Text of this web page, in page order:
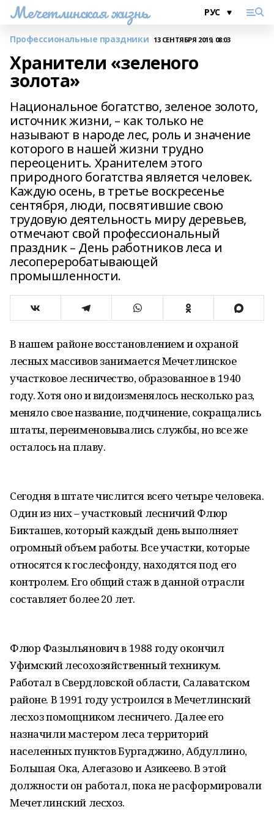
Мечетлинская жизнь
Профессиональные праздники 13 СЕНТЯБРЯ 2019, 08:03
Хранители «зеленого
золота»
Национальное богатство, зеленое золото,
источник жизни, – как только не
называют в народе лес, роль и значение
которого в нашей жизни трудно
переоценить. Хранителем этого
природного богатства является человек.
Каждую осень, в третье воскресенье
сентября, люди, посвятившие свою
трудовую деятельность миру деревьев,
отмечают свой профессиональный
праздник – День работников леса и
лесопереробатывающей
промышленности.
В нашем районе восстановлением и охраной
лесных массивов занимается Мечетлинское
участковое лесничество, образованное в 1940
году. Хотя оно и видоизменялось несколько раз,
меняло свое название, подчинение, сокращались
штаты, переименовывались службы, но все же
осталось на плаву.
Сегодня в штате числится всего четыре человека.
Один из них – участковый лесничий Флюр
Бикташев, который каждый день выполняет
огромный объем работы. Все участки, которые
относятся к гослесфонду, находятся под его
контролем. Его общий стаж в данной отрасли
составляет более 20 лет.
Флюр Фазыльянович в 1988 году окончил
Уфимский лесохозяйственный техникум.
Работал в Свердловской области, Салаватском
районе. В 1991 году устроился в Мечетлинский
лесхоз помощником лесничего. Далее его
назначили мастером леса территорий
населенных пунктов Бургаджино, Абдуллино,
Большая Ока, Алегазово и Азикеево. В этой
должности он работал, пока не расформировали
Мечетлинский лесхоз.